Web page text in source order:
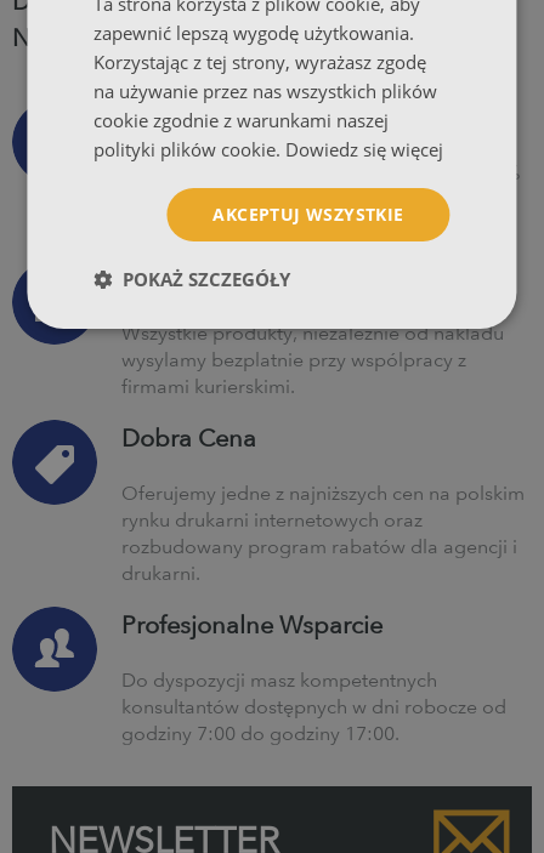
NAJLEPSZA DRUKARNIA INTERNETOWA?
Obietnica Piga.Pl
Obietnica codziennej kalibracji koloru, 99,5%
dostaw na czas, pełnej ochrony online oraz
całkowitej satysfakcji.
Wysyłka Za Darmo
Wszystkie produkty, niezależnie od nakładu
wysyłamy bezpłatnie przy współpracy z
firmami kurierskimi.
Dobra Cena
Oferujemy jedne z najniższych cen na polskim
rynku drukarni internetowych oraz
rozbudowany program rabatów dla agencji i
drukarni.
Profesjonalne Wsparcie
Do dyspozycji masz kompetentnych
konsultantów dostępnych w dni robocze od
godziny 7:00 do godziny 17:00.
NEWSLETTER
zapewnić lepszą wygodę użytkowania.
Korzystając z tej strony, wyrażasz zgodę
na używanie przez nas wszystkich plików
cookie zgodnie z warunkami naszej
polityki plików cookie. Dowiedz się więcej
AKCEPTUJ WSZYSTKIE
POKAŻ SZCZEGÓŁY